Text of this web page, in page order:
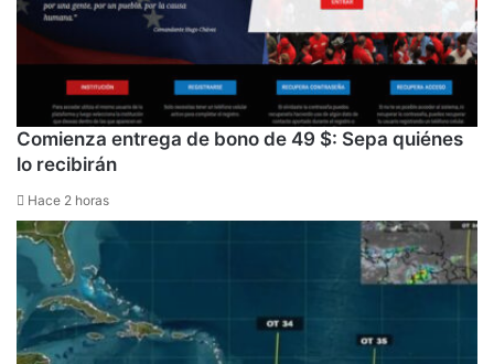
Comienza entrega de bono de 49 $: Sepa quiénes
lo recibirán
Hace 2 horas